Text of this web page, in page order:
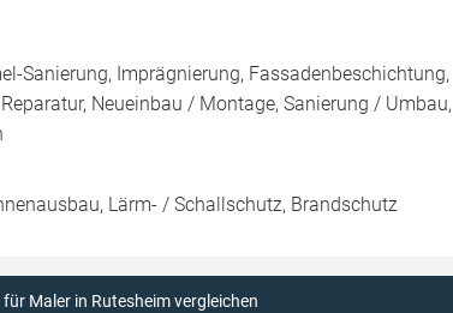
Sanierung, Imprägnierung, Fassadenbeschichtung,
Neueinbau / Montage, Sanierung / Umbau,
Lärm- / Schallschutz, Brandschutz
Maler in Rutesheim vergleichen